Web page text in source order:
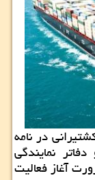
در نامه
نمایندگی
آغاز فعالیت